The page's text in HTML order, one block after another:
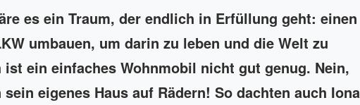
es ein Traum, der endlich in Erfüllung geht: einen
umbauen, um darin zu leben und die Welt zu
ein einfaches Wohnmobil nicht gut genug. Nein,
eigenes Haus auf Rädern! So dachten auch Iona